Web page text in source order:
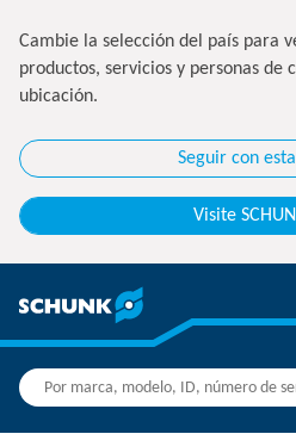
Cambie la selección del país para
productos, servicios y personas de
ubicación.
Seguir con
Visite